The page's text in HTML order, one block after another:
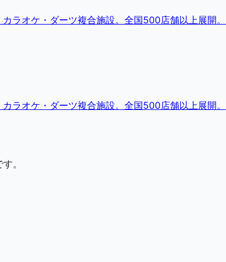
ラオケ・ダーツ複合施設。全国500店舗以上展開。
ラオケ・ダーツ複合施設。全国500店舗以上展開。
。